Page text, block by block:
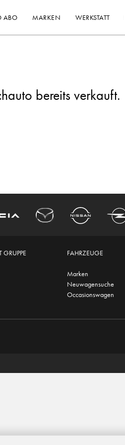
ABO MARKEN WERKSTATT
bereits verkauft.
GRUPPE FAHRZEUGE
Marken
Neuwagensuche
Occasionswagen